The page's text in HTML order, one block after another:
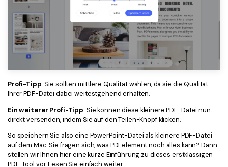
Profi-Tipp: Sie sollten mittlere Qualität wählen, da sie die Qualität
Ihrer PDF-Datei dabei weitestgehend erhalten.
Ein weiterer Profi-Tipp: Sie können diese kleinere PDF-Datei nun
direkt versenden, indem Sie auf den Teilen-Knopf klicken.
So speichern Sie also eine PowerPoint-Datei als kleinere PDF-Datei
auf dem Mac. Sie fragen sich, was PDFelement noch alles kann? Dann
stellen wir Ihnen hier eine kurze Einführung zu dieses erstklassigen
PDF-Tool vor. Lesen Sie einfach weiter.